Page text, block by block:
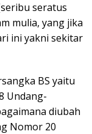
seratus
mulia, yang jika
ini yakni sekitar
BS yaitu
Undang-
diubah
Nomor 20